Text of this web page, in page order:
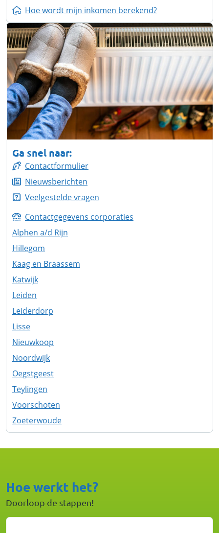
Hoe wordt mijn inkomen berekend?
Ga snel naar:
Contactformulier
Nieuwsberichten
Veelgestelde vragen
Contactgegevens corporaties
Alphen a/d Rijn
Hillegom
Kaag en Braassem
Katwijk
Leiden
Leiderdorp
Lisse
Nieuwkoop
Noordwijk
Oegstgeest
Teylingen
Voorschoten
Zoeterwoude
Hoe werkt het?
Doorloop de stappen!